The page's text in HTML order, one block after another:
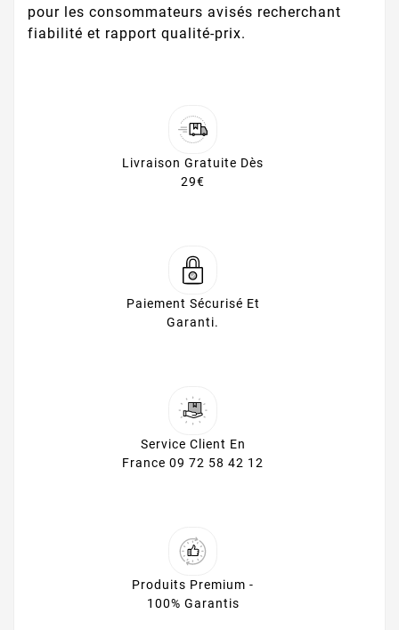
pour les consommateurs avisés recherchant
fiabilité et rapport qualité-prix.
Livraison Gratuite Dès
29€
Paiement Sécurisé Et
Garanti.
Service Client En
France 09 72 58 42 12
Produits Premium -
100% Garantis